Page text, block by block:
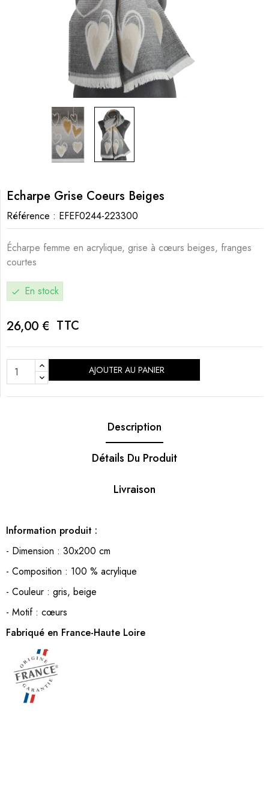
Echarpe Grise Coeurs Beiges
Référence : EFEF0244-223300
Écharpe femme en acrylique, grise à cœurs beiges, franges
courtes
check En stock
26,00 € TTC
AJOUTER AU PANIER
Description
Détails Du Produit
Livraison
Information produit :
- Dimension : 30x200 cm
- Composition : 100 % acrylique
- Couleur : gris, beige
- Motif : cœurs
Fabriqué en France-Haute Loire